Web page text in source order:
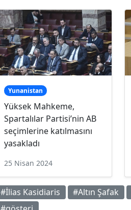
Yunanistan
Yüksek Mahkeme,
Spartalılar Partisi’nin AB
seçimlerine katılmasını
yasakladı
25 Nisan 2024
#İlias Kasidiaris #Altın Şafak